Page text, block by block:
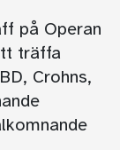
på Operan
träffa
Crohns,